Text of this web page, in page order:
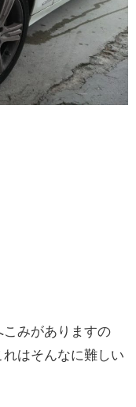
みがありますの
はそんなに難しい